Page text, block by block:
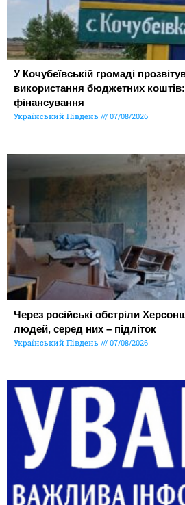
У Кочубеївській громаді
використання бюджетних
фінансування
Український Південь 07/08/2026
Через російські обстріли
людей, серед них – підліток
Український Південь 07/08/2026